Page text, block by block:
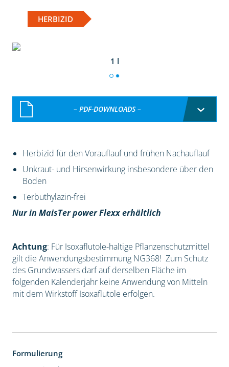
HERBIZID
1 l
– PDF-DOWNLOADS –
Herbizid für den Vorauflauf und frühen Nachauflauf
Unkraut- und Hirsenwirkung insbesondere über den
Boden
Terbuthylazin-frei
Nur in MaisTer power Flexx erhältlich
Achtung: Für Isoxaflutole-haltige Pflanzenschutzmittel
gilt die Anwendungsbestimmung NG368! Zum Schutz
des Grundwassers darf auf derselben Fläche im
folgenden Kalenderjahr keine Anwendung von Mitteln
mit dem Wirkstoff Isoxaflutole erfolgen.
Formulierung